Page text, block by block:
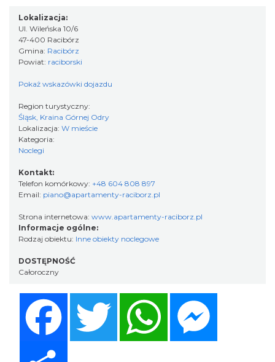
Lokalizacja:
Ul. Wileńska 10/6
47-400 Racibórz
Gmina: Racibórz
Powiat: raciborski
Pokaż wskazówki dojazdu
Region turystyczny:
Śląsk, Kraina Górnej Odry
Lokalizacja: W mieście
Kategoria:
Noclegi
Kontakt:
Telefon komórkowy: +48 604 808 897
Email: piano@apartamenty-raciborz.pl
Strona internetowa: www.apartamenty-raciborz.pl
Informacje ogólne:
Rodzaj obiektu: Inne obiekty noclegowe
DOSTĘPNOŚĆ
Całoroczny
Twitter WhatsApp